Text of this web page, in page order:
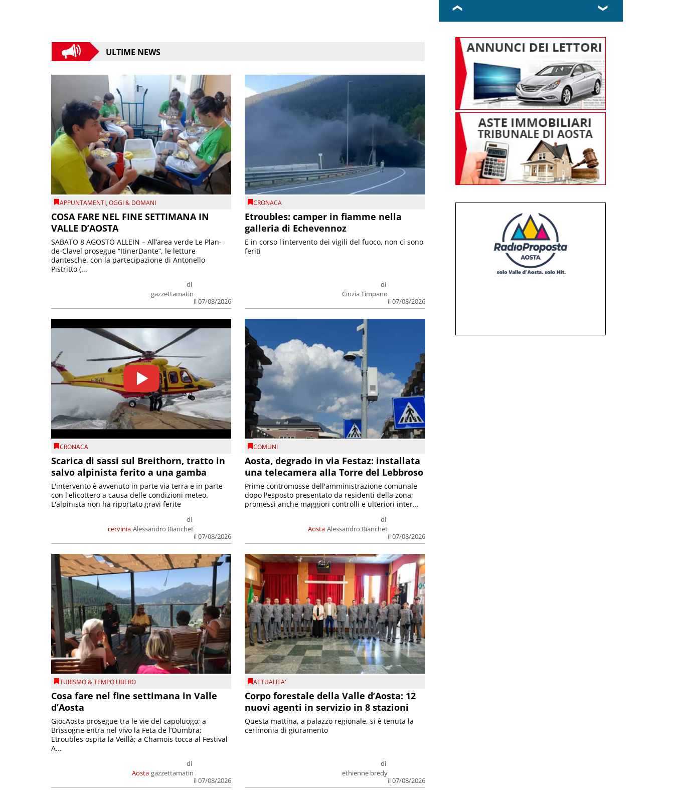
ULTIME NEWS
APPUNTAMENTI,OGGI & DOMANI
COSA FARE NEL FINE SETTIMANA IN
VALLE D’AOSTA
di
gazzettamatin
il 07/08/2026
SABATO 8 AGOSTO ALLEIN – All’area verde Le Plan-
de-Clavel prosegue “ItinerDante”, le letture
dantesche, con la partecipazione di Antonello
Pistritto (...
CRONACA
Etroubles: camper in fiamme nella
galleria di Echevennoz
di
Cinzia Timpano
il 07/08/2026
E in corso l'intervento dei vigili del fuoco, non ci sono
feriti
CRONACA
Scarica di sassi sul Breithorn, tratto in
salvo alpinista ferito a una gamba
cervinia
di
Alessandro Bianchet
il 07/08/2026
L'intervento è avvenuto in parte via terra e in parte
con l'elicottero a causa delle condizioni meteo.
L'alpinista non ha riportato gravi ferite
COMUNI
Aosta, degrado in via Festaz: installata
una telecamera alla Torre del Lebbroso
Aosta
di
Alessandro Bianchet
il 07/08/2026
Prime contromosse dell'amministrazione comunale
dopo l'esposto presentato da residenti della zona;
promessi anche maggiori controlli e ulteriori inter...
TURISMO & TEMPO LIBERO
Cosa fare nel fine settimana in Valle
d’Aosta
Aosta
di
gazzettamatin
il 07/08/2026
GiocAosta prosegue tra le vie del capoluogo; a
Brissogne entra nel vivo la Feta de l’Oumbra;
Etroubles ospita la Veillà; a Chamois tocca al Festival
A...
ATTUALITA'
Corpo forestale della Valle d’Aosta: 12
nuovi agenti in servizio in 8 stazioni
di
ethienne bredy
il 07/08/2026
Questa mattina, a palazzo regionale, si è tenuta la
cerimonia di giuramento
❮ ❯